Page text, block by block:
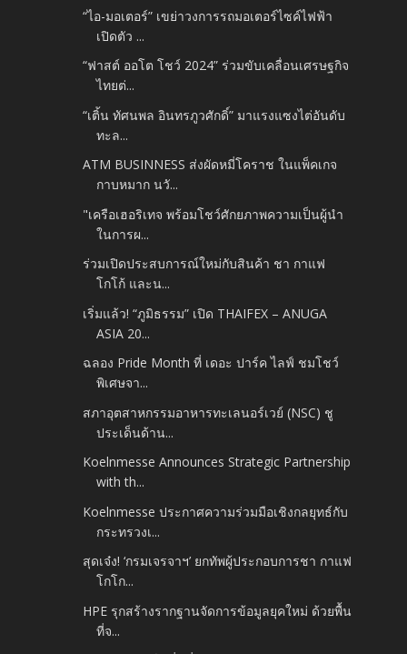
“ไอ-มอเตอร์” เขย่าวงการรถมอเตอร์ไซค์ไฟฟ้า
เปิดตัว ...
“ฟาสต์ ออโต โชว์ 2024” ร่วมขับเคลื่อนเศรษฐกิจ
ไทยต่...
“เติ้น ทัศนพล อินทรภูวศักดิ์” มาแรงแซงไต่อันดับ
ทะล...
ATM BUSINNESS ส่งผัดหมี่โคราช ในแพ็คเกจ
กาบหมาก นวั...
"เครือเฮอริเทจ พร้อมโชว์ศักยภาพความเป็นผู้นำ
ในการผ...
ร่วมเปิดประสบการณ์ใหม่กับสินค้า ชา กาแฟ
โกโก้ และน...
เริ่มแล้ว! “ภูมิธรรม” เปิด THAIFEX – ANUGA
ASIA 20...
ฉลอง Pride Month ที่ เดอะ ปาร์ค ไลฟ์ ชมโชว์
พิเศษจา...
สภาอุตสาหกรรมอาหารทะเลนอร์เวย์ (NSC) ชู
ประเด็นด้าน...
Koelnmesse Announces Strategic Partnership
with th...
Koelnmesse ประกาศความร่วมมือเชิงกลยุทธ์กับ
กระทรวงเ...
สุดเจ๋ง! ‘กรมเจรจาฯ’ ยกทัพผู้ประกอบการชา กาแฟ
โกโก...
HPE รุกสร้างรากฐานจัดการข้อมูลยุคใหม่ ด้วยพื้น
ที่จ...